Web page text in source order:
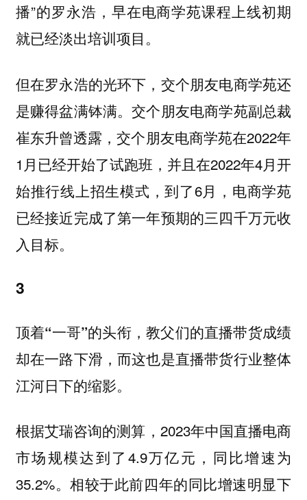
播”的罗永浩，早在电商学苑课程上线初期
就已经淡出培训项目。
但在罗永浩的光环下，交个朋友电商学苑还
是赚得盆满钵满。交个朋友电商学苑副总裁
崔东升曾透露，交个朋友电商学苑在2022年
1月已经开始了试跑班，并且在2022年4月开
始推行线上招生模式，到了6月，电商学苑
已经接近完成了第一年预期的三四千万元收
入目标。
3
顶着“一哥”的头衔，教父们的直播带货成绩
却在一路下滑，而这也是直播带货行业整体
江河日下的缩影。
根据艾瑞咨询的测算，2023年中国直播电商
市场规模达到了4.9万亿元，同比增速为
35.2%。相较于此前四年的同比增速明显下